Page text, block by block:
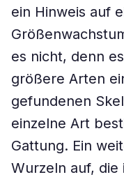
ein Hinweis auf
es nicht, denn
größere Arten
gefundenen
einzelne Art
Gattung. Ein
Wurzeln auf, die